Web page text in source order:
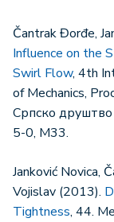
Čantrak Đorđe,
Influence on the
Swirl Flow, 4th
of Mechanics,
Српско
5-0, M33.
Janković Novica,
Vojislav (2013).
Tightness, 44.